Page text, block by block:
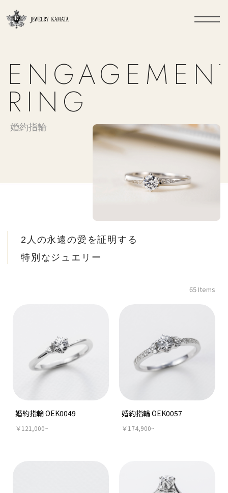
RING
婚約指輪
2人の永遠の愛を証明する
特別なジュエリー
65 Items
婚約指輪 OEK0049
￥121,000~
婚約指輪 OEK0057
￥174,900~